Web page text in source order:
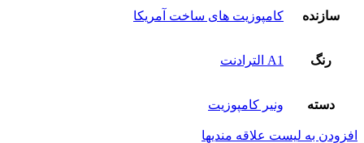
سازنده کامپوزیت های ساخت آمریکا
رنگ A1 الترادنت
دسته ونیر کامپوزیت
افزودن به لیست علاقه مندیها